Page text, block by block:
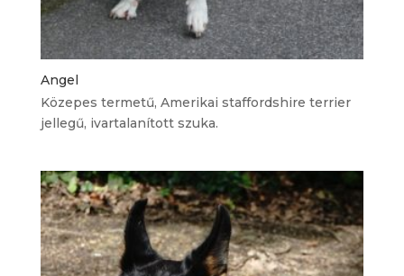
Angel
Közepes termetű, Amerikai staffordshire terrier
jellegű, ivartalanított szuka.